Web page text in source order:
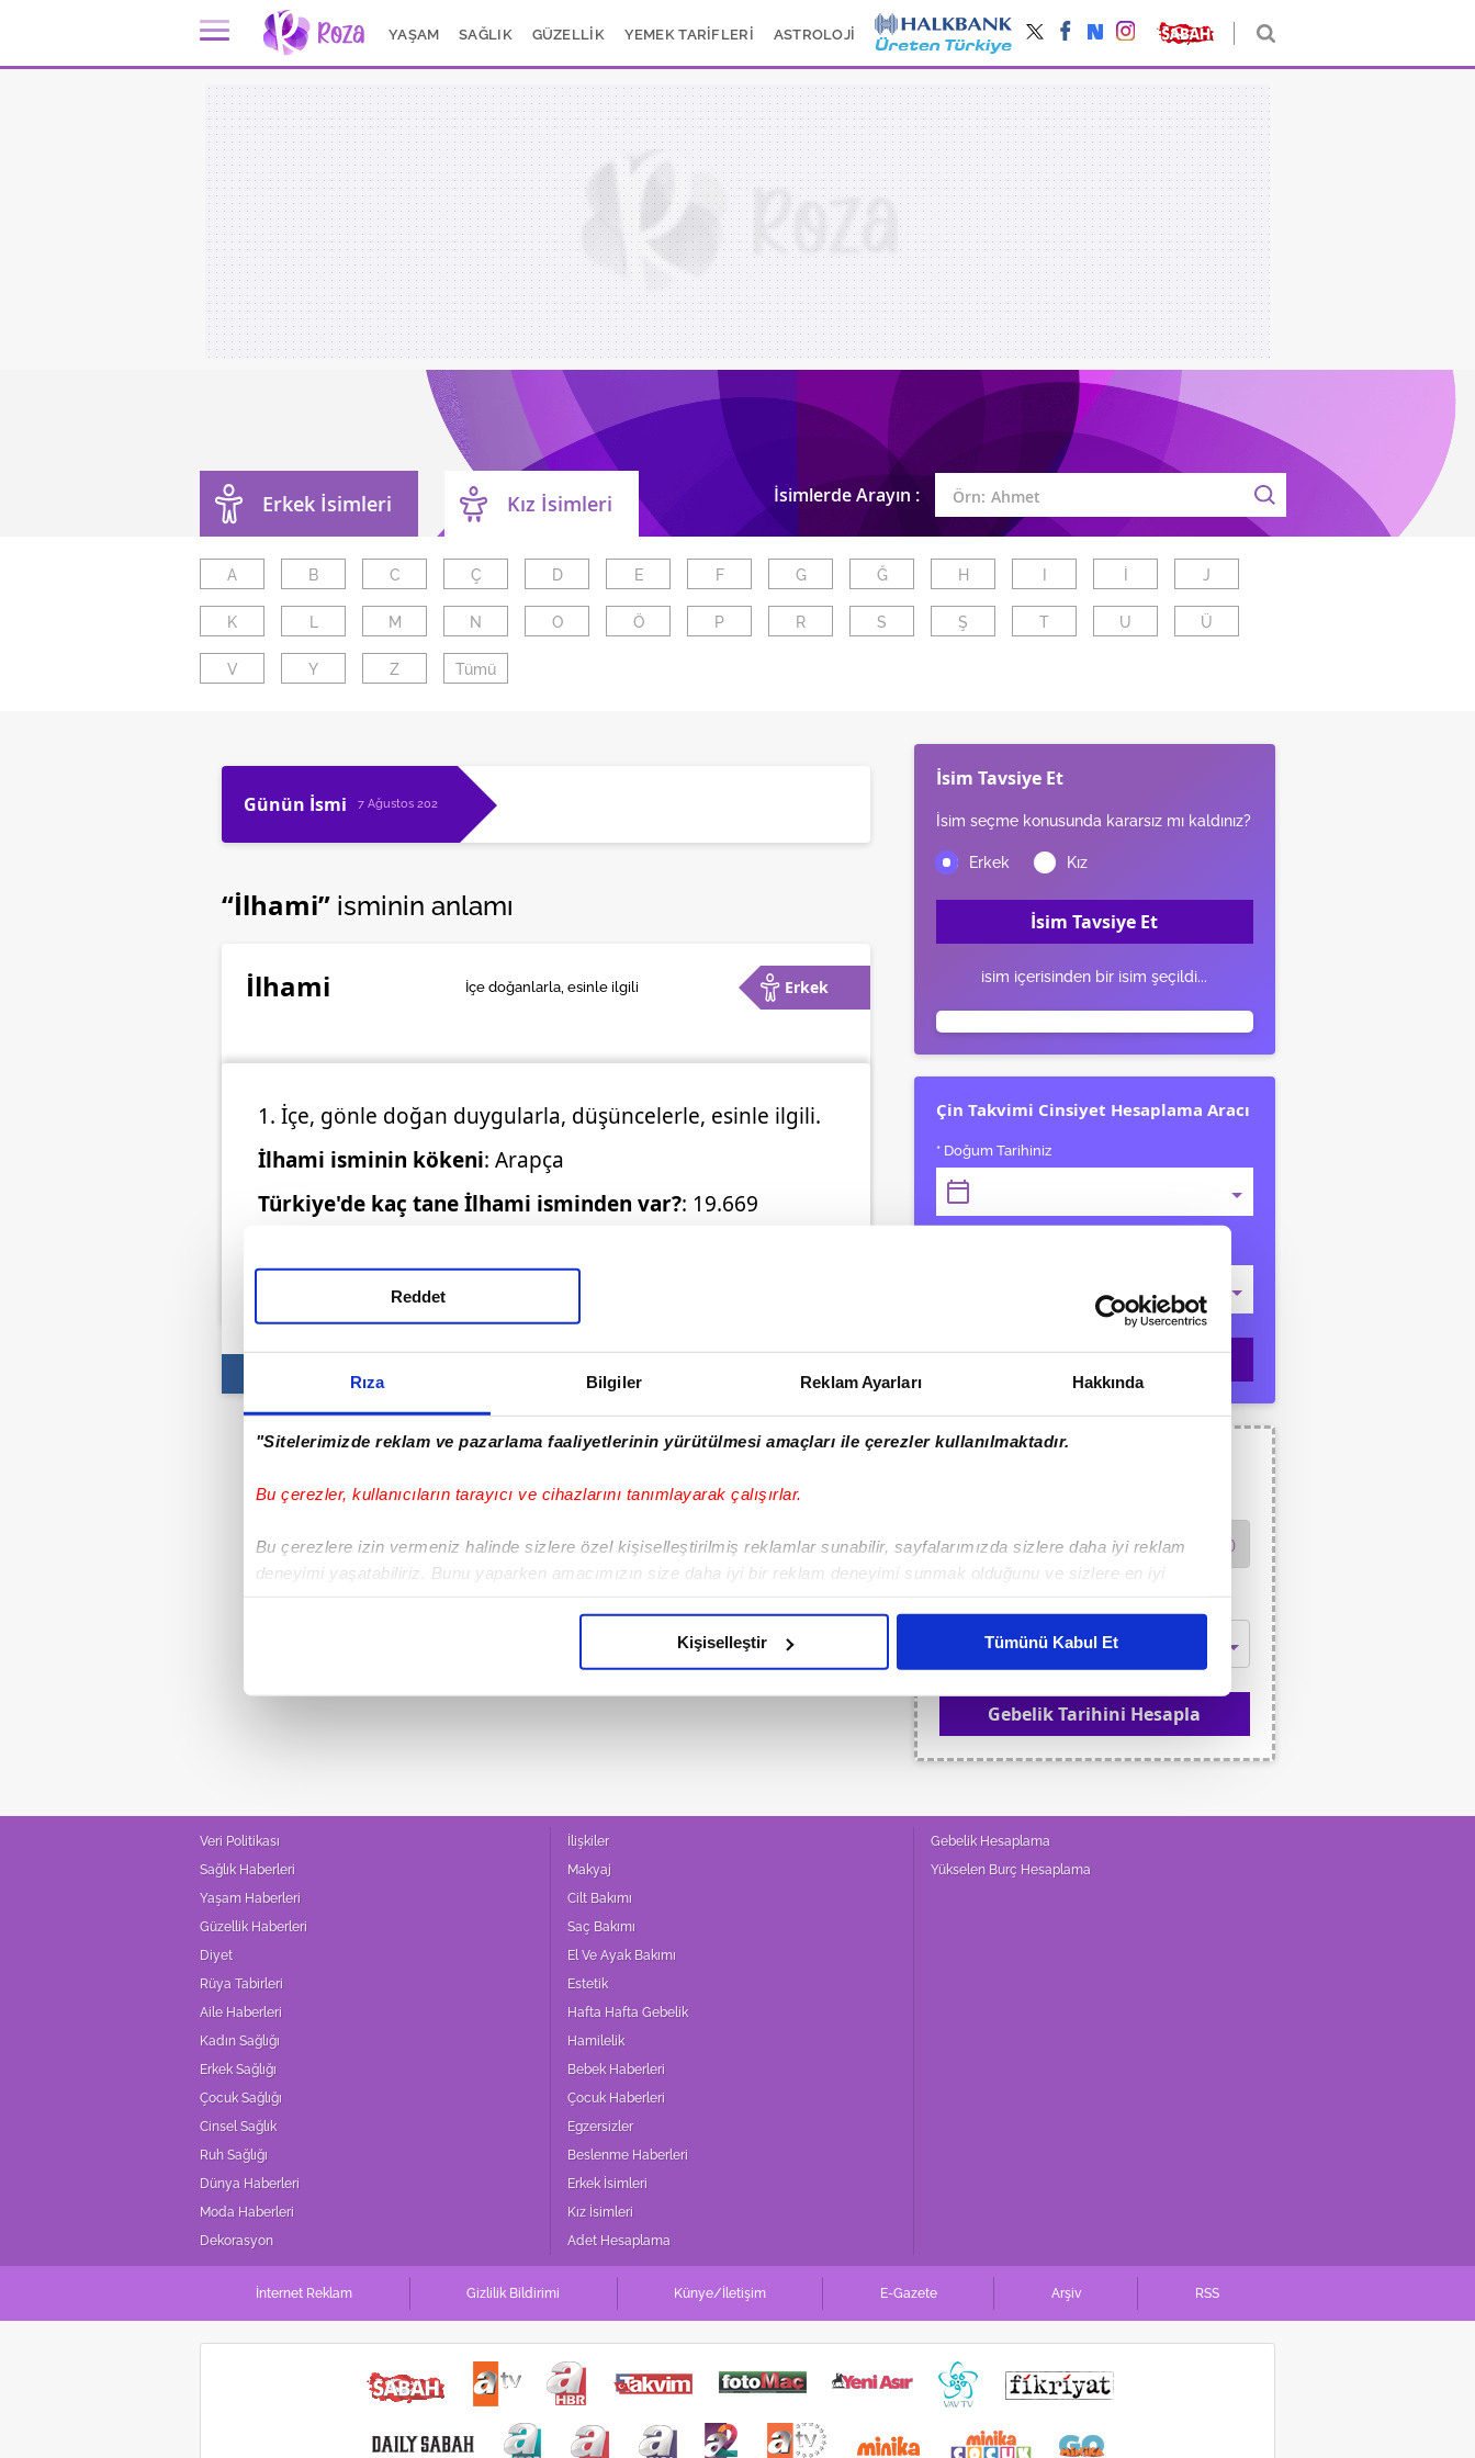
Rıza Bilgiler Reklam Ayarları Hakkında
"Sitelerimizde reklam ve pazarlama faaliyetlerinin yürütülmesi amaçları ile çerezler kullanılmaktadır.
Bu çerezler, kullanıcıların tarayıcı ve cihazlarını tanımlayarak çalışırlar.
Bu çerezlere izin vermeniz halinde sizlere özel kişiselleştirilmiş reklamlar sunabilir, sayfalarımızda sizlere daha iyi reklam
deneyimi yaşatabiliriz. Bunu yaparken amacımızın size daha iyi bir reklam deneyimi sunmak olduğunu ve sizlere en iyi
Sizlere daha iyi bir hizmet sunabilmek için İnternet Sitemizde kendimize ve üçüncü kişilere ait çerezler kullanılmaktadır. Bu
çerezler vasıtasıyla çeşitli kişisel verileriniz işlenmekte olup gerekli olan çerezler bilgi toplumu hizmetlerinin sunulması
Çerezlere ilişkin tercihlerinizi aşağıda yer alan panel vasıtasıyla belirleyebilirsiniz. Çerezlere ilişkin detaylı bilgi için Ayarlar
butonuna tıklayabilir,
Çerez Bilgilendirme Metnimizi
6698 sayılı Kişisel Verilerin Korunması Kanunu uyarınca hazırlanmış Aydınlatma Metnimizi okumak ve sitemizde ilgili
mevzuata uygun olarak kullanılan çerezlerle ilgili bilgi almak için lütfen
Reddet
Kişiselleştir Tümünü Kabul Et
YAŞAM SAĞLIK GÜZELLİK YEMEK TARİFLERİ ASTROLOJİ
İsimlerde Arayın :
Erkek İsimleri Kız İsimleri
A B C Ç D E F G Ğ H J
K M N O Ö P R S Ş T U Ü
V Y Z Tümü
Günün İsmi 7 Ağustos 2026
“İlhami” isminin anlamı
Erkek
İlhami İçe doğanlarla, esinle ilgili
1. İçe, gönle doğan duygularla, düşüncelerle, esinle ilgili.
İlhami isminin kökeni: Arapça
Türkiye'de kaç tane İlhami isminden var?: 19.669
kişiden birinin ismi İlhami.
İsim Tavsiye Et
İsim seçme konusunda kararsız mı kaldınız?
İsim Tavsiye Et
isim içerisinden bir isim şeçildi...
Çin Takvimi Cinsiyet Hesaplama Aracı
* Doğum Tarihiniz
Cinsiyet Hesapla
Gebelik Tarihini Hesapla
Veri Politikası
Sağlık Haberleri
Yaşam Haberleri
Güzellik Haberleri
Diyet
Rüya Tabirleri
Aile Haberleri
Kadın Sağlığı
Erkek Sağlığı
Çocuk Sağlığı
Cinsel Sağlık
Ruh Sağlığı
Dünya Haberleri
Moda Haberleri
Dekorasyon
İlişkiler
Makyaj
Cilt Bakımı
Saç Bakımı
El Ve Ayak Bakımı
Estetik
Hafta Hafta Gebelik
Hamilelik
Bebek Haberleri
Çocuk Haberleri
Egzersizler
Beslenme Haberleri
Erkek İsimleri
Kız İsimleri
Adet Hesaplama
Gebelik Hesaplama
Yükselen Burç Hesaplama
İnternet Reklam Gizlilik Bildirimi Künye/İletişim E-Gazete Arşiv RSS